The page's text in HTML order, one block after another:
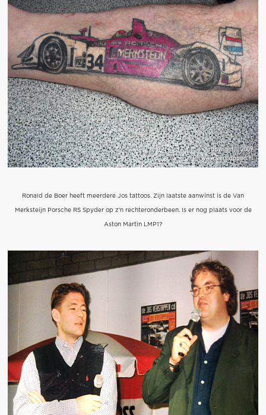
Ronald de Boer heeft meerdere Jos tattoos. Zijn laatste aanwinst is de Van
Merksteijn Porsche RS Spyder op z'n rechteronderbeen. Is er nog plaats voor de
Aston Martin LMP1?